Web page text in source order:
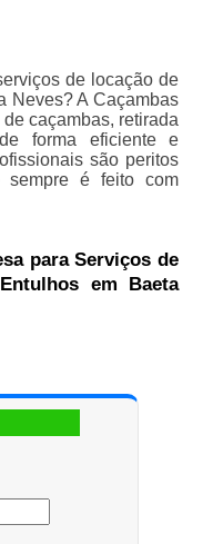
de locação de
Neves? A Caçambas
caçambas, retirada
forma eficiente e
são peritos
sempre é feito com
para Serviços de
em Baeta